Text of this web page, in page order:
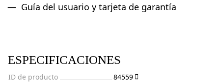
Guía del usuario y tarjeta de garantía
ESPECIFICACIONES
ID de producto
84559